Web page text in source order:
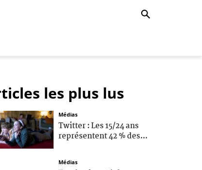
les plus lus
Médias
Twitter : Les 15/24 ans
représentent 42 % des...
Médias